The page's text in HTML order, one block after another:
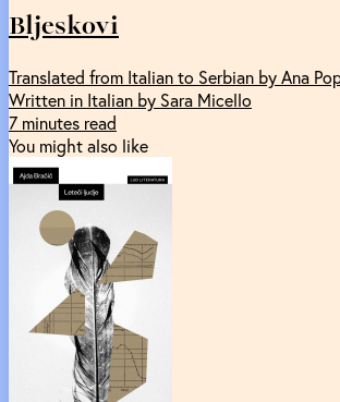
Bljeskovi
Translated from Italian to Serbian by Ana
Written in Italian by Sara Micello
7 minutes read
You might also like